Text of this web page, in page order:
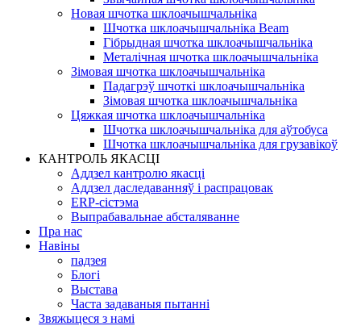
Новая шчотка шклоачышчальніка
Шчотка шклоачышчальніка Beam
Гібрыдная шчотка шклоачышчальніка
Металічная шчотка шклоачышчальніка
Зімовая шчотка шклоачышчальніка
Падагрэў шчоткі шклоачышчальніка
Зімовая шчотка шклоачышчальніка
Цяжкая шчотка шклоачышчальніка
Шчотка шклоачышчальніка для аўтобуса
Шчотка шклоачышчальніка для грузавікоў
КАНТРОЛЬ ЯКАСЦІ
Аддзел кантролю якасці
Аддзел даследаванняў і распрацовак
ERP-сістэма
Выпрабавальнае абсталяванне
Пра нас
Навіны
падзея
Блогі
Выстава
Часта задаваныя пытанні
Звяжыцеся з намі